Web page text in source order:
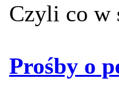
Czyli co w
Prośby o